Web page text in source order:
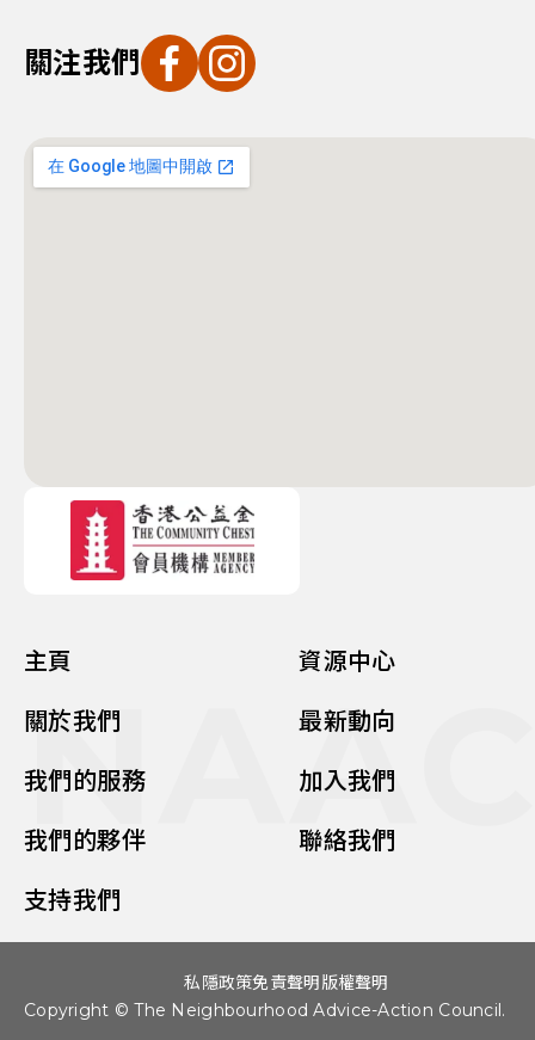
關注我們
主頁
關於我們
我們的服務
我們的夥伴
支持我們
資源中心
最新動向
加入我們
聯絡我們
Copyright © The Neighbourhood Advice-Action Council.
私隱政策免責聲明 版權聲明